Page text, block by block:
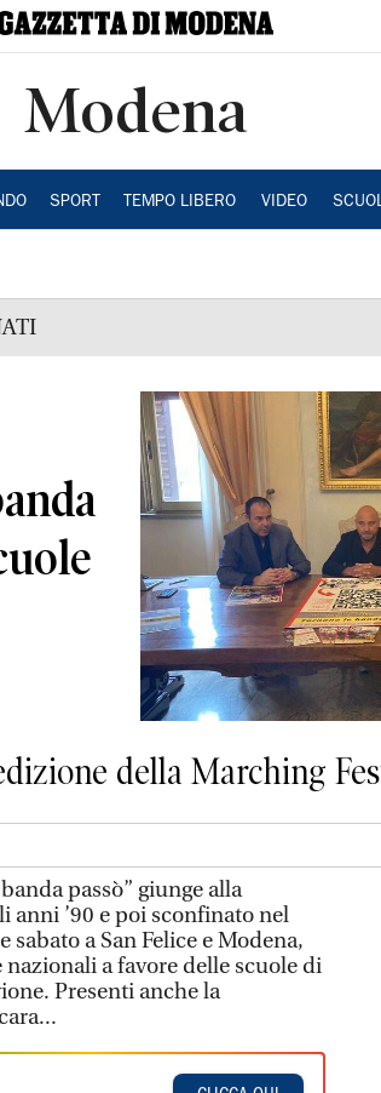
Modena
SPORT TEMPO LIBERO VIDEO
della Marching
passò” giunge alla
anni ’90 e poi sconfinato nel
a San Felice e Modena,
a favore delle scuole di
Presenti anche la